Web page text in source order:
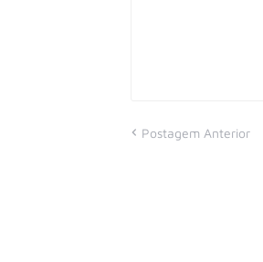
Postagem Anterior